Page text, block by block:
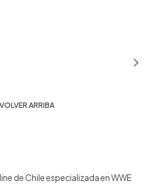
VOLVER ARRIBA
de Chile especializada en WWE